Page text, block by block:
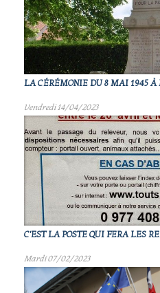
LA CÉRÉMONIE DU 8 MAI 1945 À
Vendredi 14/04/2023
C'EST LA POSTE QUI FERA LES
Mardi 07/02/2023